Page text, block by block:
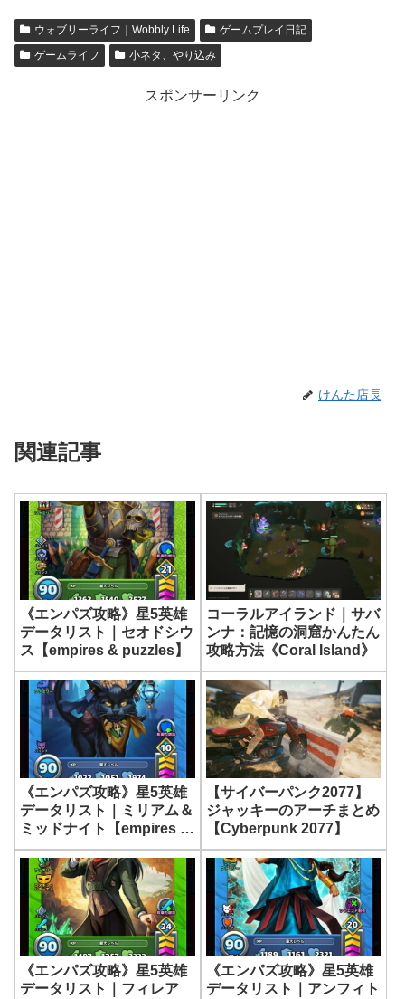
ウォブリーライフ｜Wobbly Life
ゲームプレイ日記
ゲームライフ
小ネタ、やり込み
スポンサーリンク
けんた店長
関連記事
《エンパズ攻略》星5英雄
データリスト｜セオドシウ
ス【empires & puzzles】
コーラルアイランド｜サバ
ンナ：記憶の洞窟かんたん
攻略方法《Coral Island》
《エンパズ攻略》星5英雄
データリスト｜ミリアム＆
ミッドナイト【empires &
puzzles】
【サイバーパンク2077】
ジャッキーのアーチまとめ
【Cyberpunk 2077】
《エンパズ攻略》星5英雄
データリスト｜フィレア
《エンパズ攻略》星5英雄
データリスト｜アンフィト